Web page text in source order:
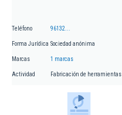
Teléfono 96132...
Forma Jurídica Sociedad anónima
Marcas 1 marcas
Actividad Fabricación de herramientas